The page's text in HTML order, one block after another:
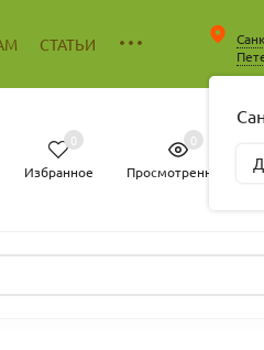
СТАТЬИ
Избранное
0
Просмотренные
0